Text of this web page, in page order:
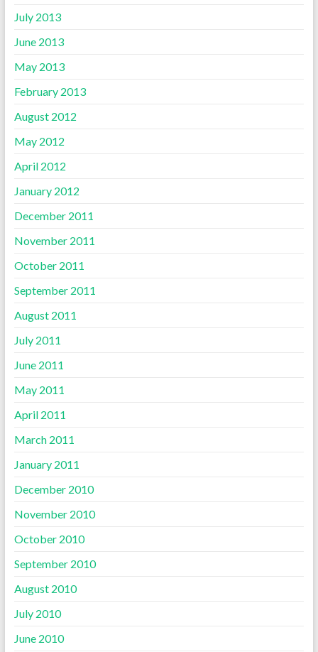
July 2013
June 2013
May 2013
February 2013
August 2012
May 2012
April 2012
January 2012
December 2011
November 2011
October 2011
September 2011
August 2011
July 2011
June 2011
May 2011
April 2011
March 2011
January 2011
December 2010
November 2010
October 2010
September 2010
August 2010
July 2010
June 2010